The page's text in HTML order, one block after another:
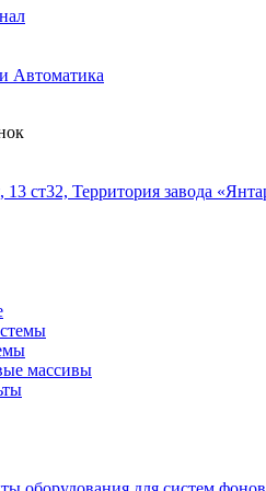
Автоматика
ст32, Территория завода
массивы